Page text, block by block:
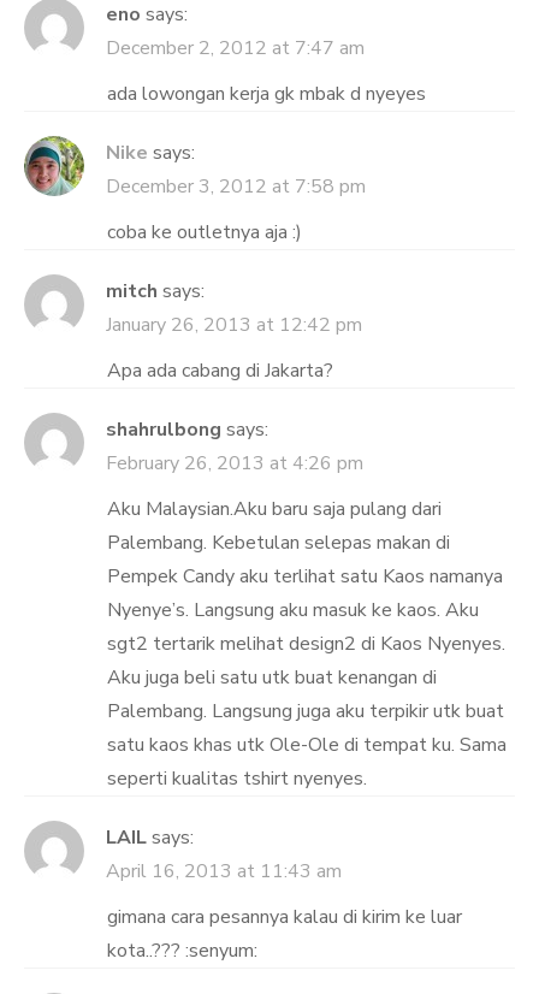
eno says:
December 2, 2012 at 7:47 am
ada lowongan kerja gk mbak d nyeyes
Nike says:
December 3, 2012 at 7:58 pm
coba ke outletnya aja :)
mitch says:
January 26, 2013 at 12:42 pm
Apa ada cabang di Jakarta?
shahrulbong says:
February 26, 2013 at 4:26 pm
Aku Malaysian.Aku baru saja pulang dari
Palembang. Kebetulan selepas makan di
Pempek Candy aku terlihat satu Kaos namanya
Nyenye’s. Langsung aku masuk ke kaos. Aku
sgt2 tertarik melihat design2 di Kaos Nyenyes.
Aku juga beli satu utk buat kenangan di
Palembang. Langsung juga aku terpikir utk buat
satu kaos khas utk Ole-Ole di tempat ku. Sama
seperti kualitas tshirt nyenyes.
LAILsays:
April 16, 2013 at 11:43 am
gimana cara pesannya kalau di kirim ke luar
kota..??? :senyum: